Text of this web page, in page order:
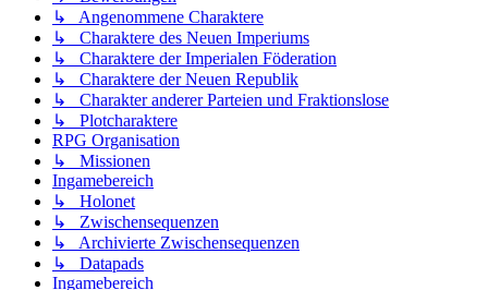
↳ Angenommene Charaktere
↳ Charaktere des Neuen Imperiums
↳ Charaktere der Imperialen Föderation
↳ Charaktere der Neuen Republik
↳ Charakter anderer Parteien und Fraktionslose
↳ Plotcharaktere
RPG Organisation
↳ Missionen
Ingamebereich
↳ Holonet
↳ Zwischensequenzen
↳ Archivierte Zwischensequenzen
↳ Datapads
Ingamebereich